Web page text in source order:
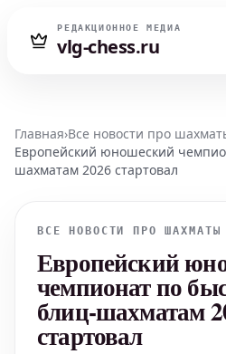
РЕДАКЦИОННОЕ МЕДИА
vlg-chess.ru
Главная›Все новости про
Европейский юношеский
шахматам 2026 стартовал
ВСЕ НОВОСТИ ПРО ШАХМАТЫ
Европейский
чемпионат по
блиц-шахматам
стартовал